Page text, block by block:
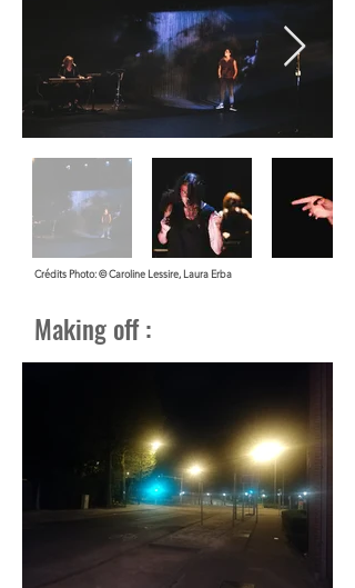
Crédits Photo: © Caroline Lessire, Laura Erba
Making off :